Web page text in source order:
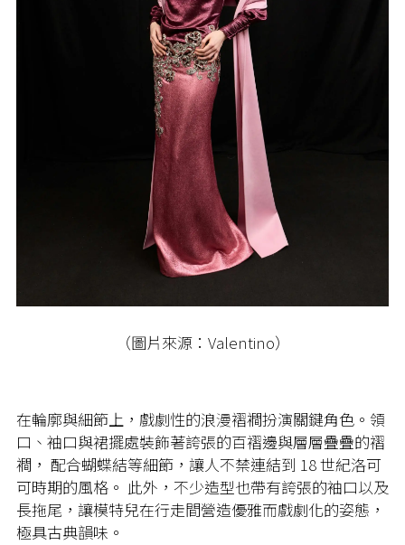
（圖片來源：Valentino）
在輪廓與細節上，戲劇性的浪漫褶襇扮演關鍵角色。領
口、袖口與裙擺處裝飾著誇張的百褶邊與層層疊疊的褶
襇， 配合蝴蝶結等細節，讓人不禁連結到 18 世紀洛可
可時期的風格。 此外，不少造型也帶有誇張的袖口以及
長拖尾，讓模特兒在行走間營造優雅而戲劇化的姿態，
極具古典韻味。